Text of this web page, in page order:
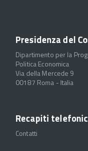
Presidenza del
Dipartimento per la
Politica Economica
Via della Mercede 9
00187 Roma - Italia
Recapiti
Contatti